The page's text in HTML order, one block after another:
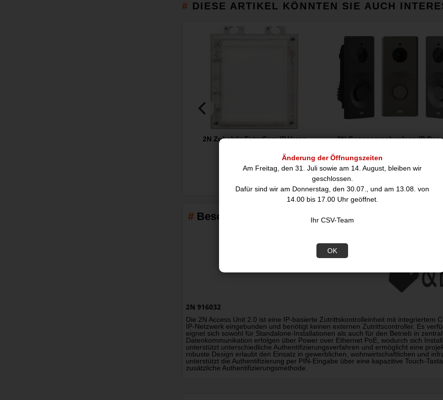
Änderung der Öffnungszeiten
Am Freitag, den 31. Juli sowie am 14. August, bleiben wir
geschlossen.
Dafür sind wir am Donnerstag, den 30.07., und am 13.08. von
14.00 bis 17.00 Uhr geöffnet.
Ihr CSV-Team
OK
DIESE ARTIKEL KÖNNTEN SIE AUCH
2N Zubehör EntryCom IP Verso
2N Gegensprechanlage IP
Beschreibung
2N 916032
Die 2N Access Unit 2.0 ist eine IP-basierte Zutrittskontrolleinheit mit integriertem
IP-Netzwerk eingebunden und benötigt keinen externen Zutrittscontroller. Es
eignet sich sowohl für Standalone-Installationen als auch für den Betrieb in
Datenkommunikation erfolgen über Power over Ethernet PoE, wodurch sich
unterstützt unterschiedliche Authentifizierungsverfahren und ermöglicht eine
robuste Design erlaubt den Einsatz in gewerblichen, wohnwirtschaftlichen und
unterstützt die Authentifizierung per PIN-Eingabe über eine kapazitive Touch-
zusätzliche Authentifizierungsmethode.